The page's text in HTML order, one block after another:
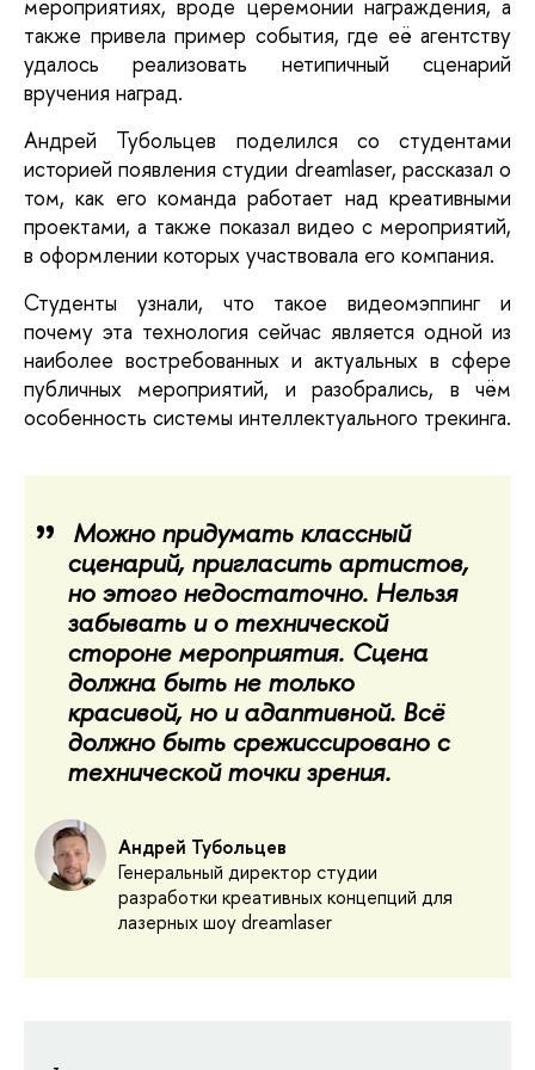
мероприятиях, вроде церемонии награждения, а
также привела пример события, где её агентству
удалось реализовать нетипичный сценарий
вручения наград.
Андрей Тубольцев поделился со студентами
историей появления студии dreamlaser, рассказал о
том, как его команда работает над креативными
проектами, а также показал видео с мероприятий,
в оформлении которых участвовала его компания.
Студенты узнали, что такое видеомэппинг и
почему эта технология сейчас является одной из
наиболее востребованных и актуальных в сфере
публичных мероприятий, и разобрались, в чём
особенность системы интеллектуального трекинга.
Можно придумать классный
сценарий, пригласить артистов,
но этого недостаточно. Нельзя
забывать и о технической
стороне мероприятия. Сцена
должна быть не только
красивой, но и адаптивной. Всё
должно быть срежиссировано с
технической точки зрения.
Андрей Тубольцев
Генеральный директор студии
разработки креативных концепций для
лазерных шоу dreamlaser